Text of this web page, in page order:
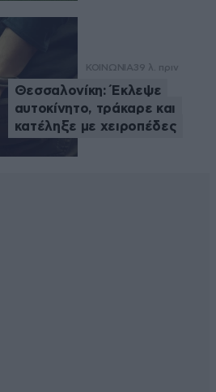
ΚΟΙΝΩΝΙΑ39 λ. πριν
Θεσσαλονίκη: Έκλεψε
αυτοκίνητο, τράκαρε και
κατέληξε με χειροπέδες